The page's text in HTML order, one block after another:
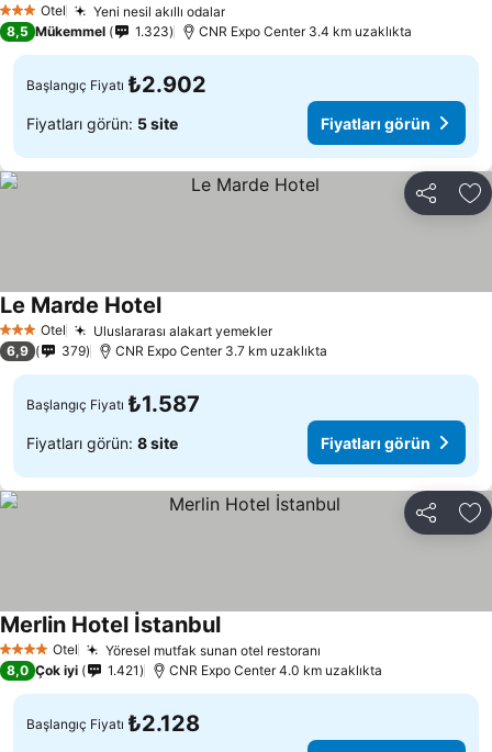
3 YıldızOtel Yeni nesil akıllı odalar
8,5 Mükemmel 1.323 CNR Expo Center 3.4 km uzaklıkta
Başlangıç Fiyatı ₺2.902
Fiyatları görün: 5 site Fiyatları görün
Paylaş
3 YıldızOtel Uluslararası alakart yemekler
Le Marde Hotel
6,9 379 CNR Expo Center 3.7 km uzaklıkta
Başlangıç Fiyatı ₺1.587
Fiyatları görün: 8 site Fiyatları görün
Paylaş
4 Yıldız Otel Yöresel mutfak sunan otel restoranı
Merlin Hotel İstanbul
8,0 Çok iyi 1.421 CNR Expo Center 4.0 km uzaklıkta
Başlangıç Fiyatı ₺2.128